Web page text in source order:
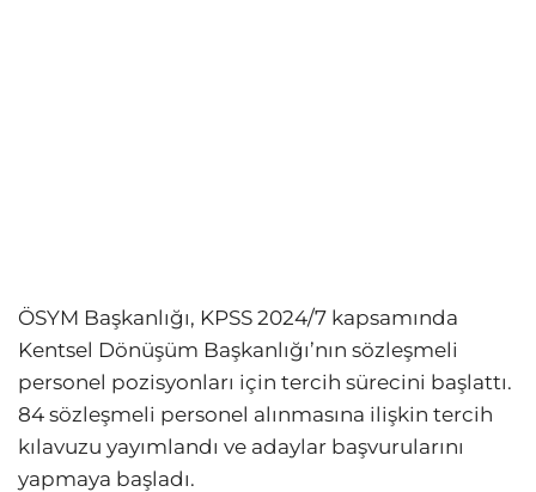
ÖSYM Başkanlığı, KPSS 2024/7 kapsamında
Kentsel Dönüşüm Başkanlığı’nın sözleşmeli
personel pozisyonları için tercih sürecini başlattı.
84 sözleşmeli personel alınmasına ilişkin tercih
kılavuzu yayımlandı ve adaylar başvurularını
yapmaya başladı.